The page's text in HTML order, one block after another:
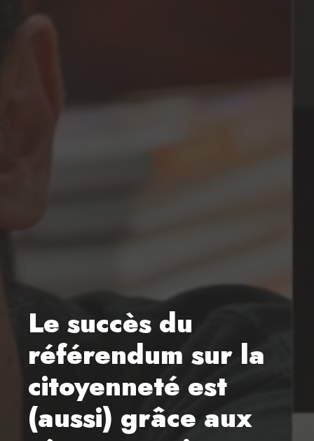
Le succès du
référendum sur la
citoyenneté est
(aussi) grâce aux